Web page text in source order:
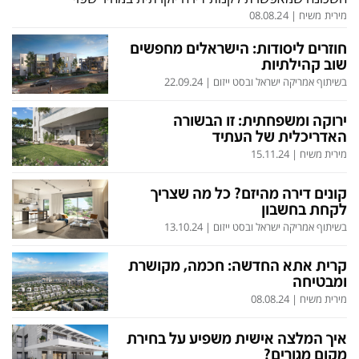
בחירות 2026
כלכלה
מונדיאל
English Edition
מגזין N12
LifeStyle
מדיני
בארץ
ערב טוב עם גיא פינס
מפת האתר
mako
דרושים חדשות 12
din.co.il
המומחים במשכנתאות
MED12
מירית משיח |
08.08.24
חוזרים ליסודות: הישראלים מחפשים
שוב קהילתיות
בשיתוף אמריקה ישראל ובסט ייזום |
22.09.24
ירוקה ומשפחתית: זו הבשורה
האדריכלית של העתיד
מירית משיח |
15.11.24
קונים דירה מהיזם? כל מה שצריך
לקחת בחשבון
בשיתוף אמריקה ישראל ובסט ייזום |
13.10.24
קרית אתא החדשה: חכמה, מקושרת
ומבטיחה
מירית משיח |
08.08.24
איך המלצה אישית משפיע על בחירת
מקום מגורים?